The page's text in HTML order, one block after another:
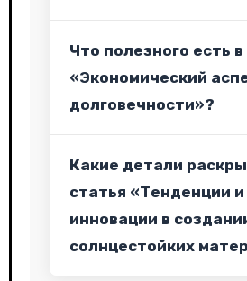
Что полезного есть
«Экономический
долговечности»?
Какие детали
статья «Тенденции и
инновации в
солнцестойких